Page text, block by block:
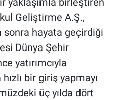
Geliştirme A.Ş.,
sonra hayata geçirdiği
Dünya Şehir
yatırımcıyla
bir giriş yapmayı
üç yılda dört